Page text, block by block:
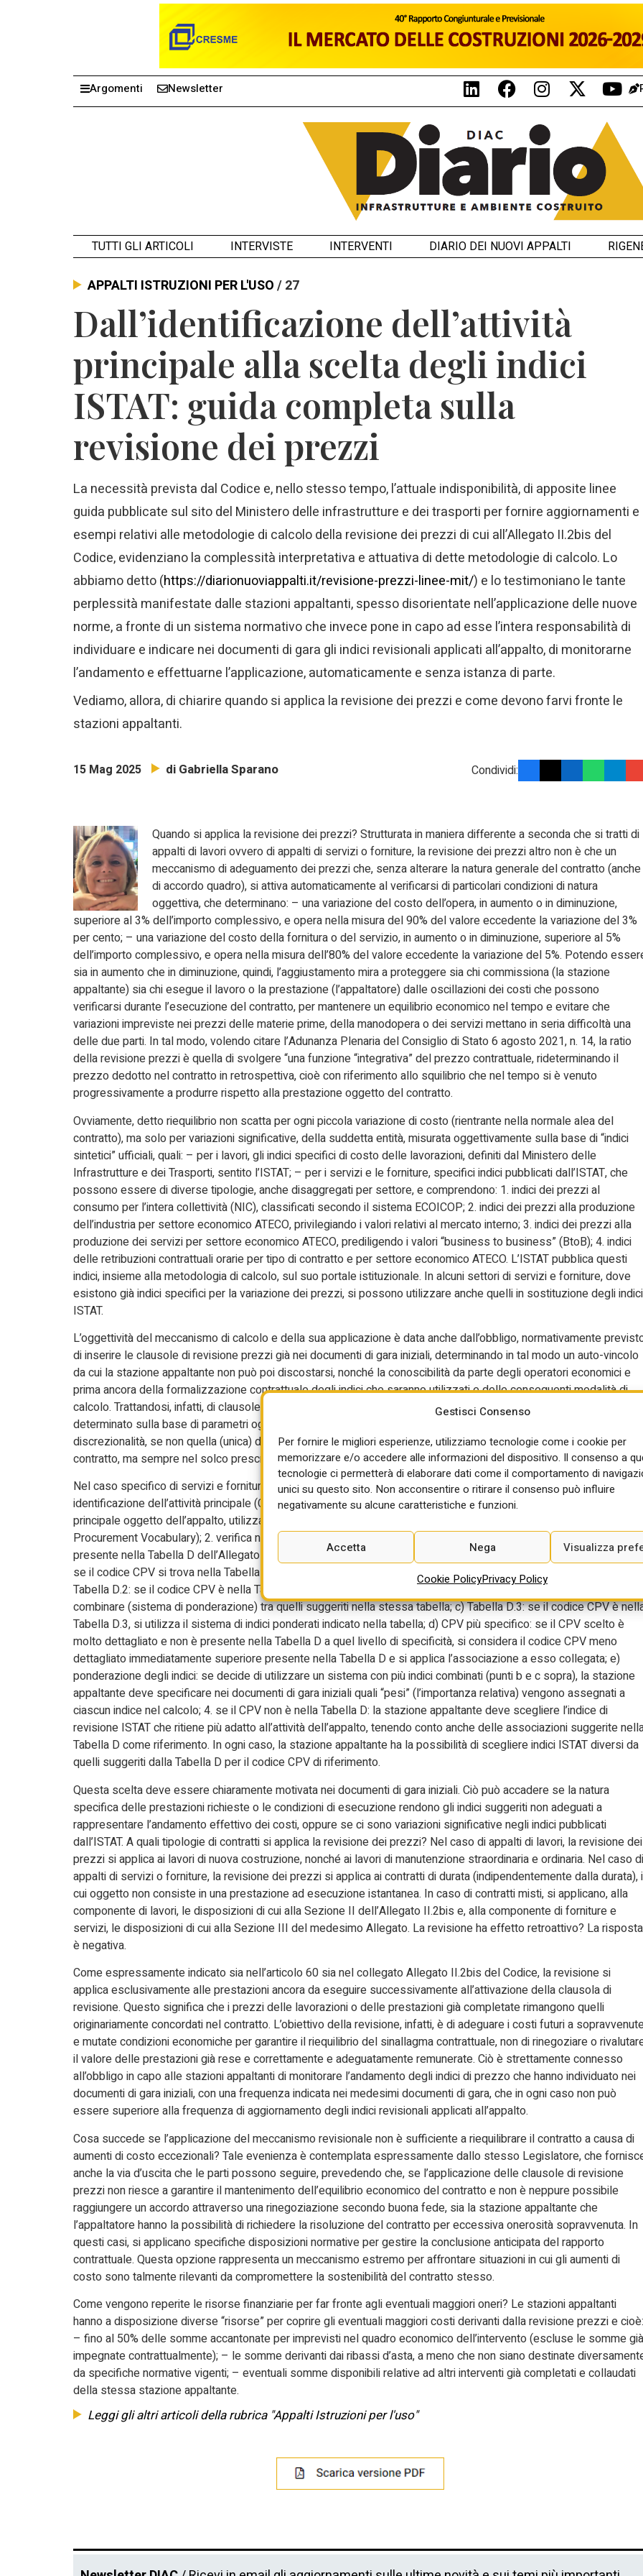
Gestisci Consenso
Per fornire le migliori esperienze, utilizziamo tecnologie come i cookie per
memorizzare e/o accedere alle informazioni del dispositivo. Il consenso a
tecnologie ci permetterà di elaborare dati come il comportamento di
unici su questo sito. Non acconsentire o ritirare il consenso può influire
negativamente su alcune caratteristiche e funzioni.
Accetta Nega Visualizza
Cookie PolicyPrivacy Policy
Argomenti Newsletter
TUTTI GLI ARTICOLI INTERVISTE INTERVENTI DIARIO DEI NUOVI APPALTI
APPALTI ISTRUZIONI PER L'USO/ 27
Dall’identificazione dell’attività
principale alla scelta degli indici
ISTAT: guida completa sulla
revisione dei prezzi
La necessità prevista dal Codice e, nello stesso tempo, l’attuale indisponibilità, di apposite linee
guida pubblicate sul sito del Ministero delle infrastrutture e dei trasporti per fornire aggiornamenti e
esempi relativi alle metodologie di calcolo della revisione dei prezzi di cui all’Allegato II.2bis del
Codice, evidenziano la complessità interpretativa e attuativa di dette metodologie di calcolo. Lo
abbiamo detto (https://diarionuoviappalti.it/revisione-prezzi-linee-mit/) e lo testimoniano le tante
perplessità manifestate dalle stazioni appaltanti, spesso disorientate nell’applicazione delle nuove
norme, a fronte di un sistema normativo che invece pone in capo ad esse l’intera responsabilità di
individuare e indicare nei documenti di gara gli indici revisionali applicati all’appalto, di monitorarne
l’andamento e effettuarne l’applicazione, automaticamente e senza istanza di parte.
Vediamo, allora, di chiarire quando si applica la revisione dei prezzi e come devono farvi fronte le
stazioni appaltanti.
15 Mag 2025 di Gabriella Sparano Condividi:
Quando si applica la revisione dei prezzi? Strutturata in maniera differente a seconda che si tratti di
appalti di lavori ovvero di appalti di servizi o forniture, la revisione dei prezzi altro non è che un
meccanismo di adeguamento dei prezzi che, senza alterare la natura generale del contratto (anche
di accordo quadro), si attiva automaticamente al verificarsi di particolari condizioni di natura
oggettiva, che determinano: – una variazione del costo dell’opera, in aumento o in diminuzione,
superiore al 3% dell’importo complessivo, e opera nella misura del 90% del valore eccedente la variazione del 3%
per cento; – una variazione del costo della fornitura o del servizio, in aumento o in diminuzione, superiore al 5%
dell’importo complessivo, e opera nella misura dell’80% del valore eccedente la variazione del 5%. Potendo
sia in aumento che in diminuzione, quindi, l’aggiustamento mira a proteggere sia chi commissiona (la stazione
appaltante) sia chi esegue il lavoro o la prestazione (l’appaltatore) dalle oscillazioni dei costi che possono
verificarsi durante l’esecuzione del contratto, per mantenere un equilibrio economico nel tempo e evitare che
variazioni impreviste nei prezzi delle materie prime, della manodopera o dei servizi mettano in seria difficoltà una
delle due parti. In tal modo, volendo citare l’Adunanza Plenaria del Consiglio di Stato 6 agosto 2021, n. 14, la ratio
della revisione prezzi è quella di svolgere “una funzione “integrativa” del prezzo contrattuale, rideterminando il
prezzo dedotto nel contratto in retrospettiva, cioè con riferimento allo squilibrio che nel tempo si è venuto
progressivamente a produrre rispetto alla prestazione oggetto del contratto.
Ovviamente, detto riequilibrio non scatta per ogni piccola variazione di costo (rientrante nella normale alea del
contratto), ma solo per variazioni significative, della suddetta entità, misurata oggettivamente sulla base di “indici
sintetici” ufficiali, quali: – per i lavori, gli indici specifici di costo delle lavorazioni, definiti dal Ministero delle
Infrastrutture e dei Trasporti, sentito l’ISTAT; – per i servizi e le forniture, specifici indici pubblicati dall’ISTAT, che
possono essere di diverse tipologie, anche disaggregati per settore, e comprendono: 1. indici dei prezzi al
consumo per l’intera collettività (NIC), classificati secondo il sistema ECOICOP; 2. indici dei prezzi alla produzione
dell’industria per settore economico ATECO, privilegiando i valori relativi al mercato interno; 3. indici dei prezzi alla
produzione dei servizi per settore economico ATECO, prediligendo i valori “business to business” (BtoB); 4. indici
delle retribuzioni contrattuali orarie per tipo di contratto e per settore economico ATECO. L’ISTAT pubblica questi
indici, insieme alla metodologia di calcolo, sul suo portale istituzionale. In alcuni settori di servizi e forniture, dove
esistono già indici specifici per la variazione dei prezzi, si possono utilizzare anche quelli in sostituzione degli indici
ISTAT.
L’oggettività del meccanismo di calcolo e della sua applicazione è data anche dall’obbligo, normativamente
di inserire le clausole di revisione prezzi già nei documenti di gara iniziali, determinando in tal modo un auto-vincolo
da cui la stazione appaltante non può poi discostarsi, nonché la conoscibilità da parte degli operatori economici e
prima ancora della formalizzazione contrattuale degli indici che saranno utilizzati e delle conseguenti modalità di
calcolo. Trattandosi, infatti, di clausole di revisione che impongono un obbligo automatico di adeguamento,
determinato sulla base di parametri oggettivi e vincolanti, la stazione appaltante non esercita alcun potere o
discrezionalità, se non quella (unica) di individuare l’indice sintetico più aderente alle prestazioni oggetto del
contratto, ma sempre nel solco prescrittivo tracciato dal Codice.
Nel caso specifico di servizi e forniture, infatti, il procedimento da seguire è schematicamente il seguente: 1.
identificazione dell’attività principale (CPV): nei documenti di gara, la stazione appaltante deve indicare l’attività
principale oggetto dell’appalto, utilizzando il sistema di classificazione europeo chiamato CPV (Common
Procurement Vocabulary); 2. verifica nella Tabella D: la stazione appaltante verifica se il codice CPV identificato è
presente nella Tabella D dell’Allegato II.2bis; 3. se il CPV è nella Tabella D, si seguono questi criteri: a) Tabella D.1:
se il codice CPV si trova nella Tabella D.1, si utilizza l’indice ISTAT corrispondente indicato in quella tabella; b)
Tabella D.2: se il codice CPV è nella Tabella D.2, si sceglie un singolo indice ISTAT o un insieme di indici da
combinare (sistema di ponderazione) tra quelli suggeriti nella stessa tabella; c) Tabella D.3: se il codice CPV è
Tabella D.3, si utilizza il sistema di indici ponderati indicato nella tabella; d) CPV più specifico: se il CPV scelto è
molto dettagliato e non è presente nella Tabella D a quel livello di specificità, si considera il codice CPV meno
dettagliato immediatamente superiore presente nella Tabella D e si applica l’associazione a esso collegata; e)
ponderazione degli indici: se decide di utilizzare un sistema con più indici combinati (punti b e c sopra), la stazione
appaltante deve specificare nei documenti di gara iniziali quali “pesi” (l’importanza relativa) vengono assegnati a
ciascun indice nel calcolo; 4. se il CPV non è nella Tabella D: la stazione appaltante deve scegliere l’indice di
revisione ISTAT che ritiene più adatto all’attività dell’appalto, tenendo conto anche delle associazioni suggerite
Tabella D come riferimento. In ogni caso, la stazione appaltante ha la possibilità di scegliere indici ISTAT diversi da
quelli suggeriti dalla Tabella D per il codice CPV di riferimento.
Questa scelta deve essere chiaramente motivata nei documenti di gara iniziali. Ciò può accadere se la natura
specifica delle prestazioni richieste o le condizioni di esecuzione rendono gli indici suggeriti non adeguati a
rappresentare l’andamento effettivo dei costi, oppure se ci sono variazioni significative negli indici pubblicati
dall’ISTAT. A quali tipologie di contratti si applica la revisione dei prezzi? Nel caso di appalti di lavori, la revisione dei
prezzi si applica ai lavori di nuova costruzione, nonché ai lavori di manutenzione straordinaria e ordinaria. Nel caso di
appalti di servizi o forniture, la revisione dei prezzi si applica ai contratti di durata (indipendentemente dalla durata),
cui oggetto non consiste in una prestazione ad esecuzione istantanea. In caso di contratti misti, si applicano, alla
componente di lavori, le disposizioni di cui alla Sezione II dell’Allegato II.2bis e, alla componente di forniture e
servizi, le disposizioni di cui alla Sezione III del medesimo Allegato. La revisione ha effetto retroattivo? La risposta
è negativa.
Come espressamente indicato sia nell’articolo 60 sia nel collegato Allegato II.2bis del Codice, la revisione si
applica esclusivamente alle prestazioni ancora da eseguire successivamente all’attivazione della clausola di
revisione. Questo significa che i prezzi delle lavorazioni o delle prestazioni già completate rimangono quelli
originariamente concordati nel contratto. L’obiettivo della revisione, infatti, è di adeguare i costi futuri a
e mutate condizioni economiche per garantire il riequilibrio del sinallagma contrattuale, non di rinegoziare o
il valore delle prestazioni già rese e correttamente e adeguatamente remunerate. Ciò è strettamente connesso
all’obbligo in capo alle stazioni appaltanti di monitorare l’andamento degli indici di prezzo che hanno individuato nei
documenti di gara iniziali, con una frequenza indicata nei medesimi documenti di gara, che in ogni caso non può
essere superiore alla frequenza di aggiornamento degli indici revisionali applicati all’appalto.
Cosa succede se l’applicazione del meccanismo revisionale non è sufficiente a riequilibrare il contratto a causa di
aumenti di costo eccezionali? Tale evenienza è contemplata espressamente dallo stesso Legislatore, che
anche la via d’uscita che le parti possono seguire, prevedendo che, se l’applicazione delle clausole di revisione
prezzi non riesce a garantire il mantenimento dell’equilibrio economico del contratto e non è neppure possibile
raggiungere un accordo attraverso una rinegoziazione secondo buona fede, sia la stazione appaltante che
l’appaltatore hanno la possibilità di richiedere la risoluzione del contratto per eccessiva onerosità sopravvenuta. In
questi casi, si applicano specifiche disposizioni normative per gestire la conclusione anticipata del rapporto
contrattuale. Questa opzione rappresenta un meccanismo estremo per affrontare situazioni in cui gli aumenti di
costo sono talmente rilevanti da compromettere la sostenibilità del contratto stesso.
Come vengono reperite le risorse finanziarie per far fronte agli eventuali maggiori oneri? Le stazioni appaltanti
hanno a disposizione diverse “risorse” per coprire gli eventuali maggiori costi derivanti dalla revisione prezzi e cioè:
– fino al 50% delle somme accantonate per imprevisti nel quadro economico dell’intervento (escluse le somme già
impegnate contrattualmente); – le somme derivanti dai ribassi d’asta, a meno che non siano destinate
da specifiche normative vigenti; – eventuali somme disponibili relative ad altri interventi già completati e collaudati
della stessa stazione appaltante.
Leggi gli altri articoli della rubrica "Appalti Istruzioni per l'uso"